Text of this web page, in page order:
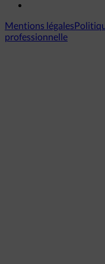
Mentions légales
professionnelle